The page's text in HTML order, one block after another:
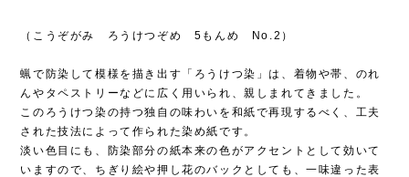
（こうぞがみ ろうけつぞめ 5もんめ No.2）
蝋で防染して模様を描き出す「ろうけつ染」は、着物や帯、のれ
んやタペストリーなどに広く用いられ、親しまれてきました。
このろうけつ染の持つ独自の味わいを和紙で再現するべく、工夫
された技法によって作られた染め紙です。
淡い色目にも、防染部分の紙本来の色がアクセントとして効いて
いますので、ちぎり絵や押し花のバックとしても、一味違った表